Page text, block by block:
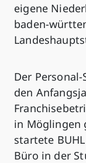
eigene
baden-
Der
den
in Möglingen
startete
Büro in der